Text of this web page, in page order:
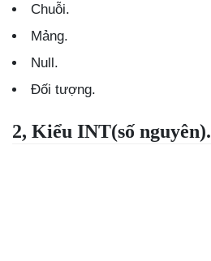
Chuỗi.
Mảng.
Null.
Đối tượng.
2, Kiểu INT(số nguyên).